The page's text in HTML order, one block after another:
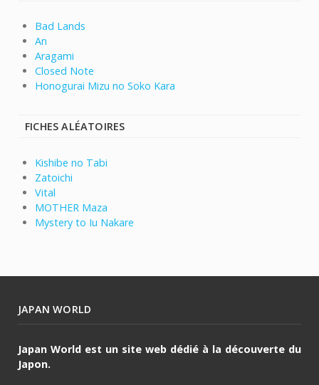
Bad Lands
An
Aragami
Closed Note
Honogurai Mizu no Soko Kara
FICHES ALÉATOIRES
Kishibe no Tabi
Zatoichi
Vital
MOTHER Maza
Mystery to Iu Nakare
JAPAN WORLD
Japan World est un site web dédié à la découverte du
Japon.